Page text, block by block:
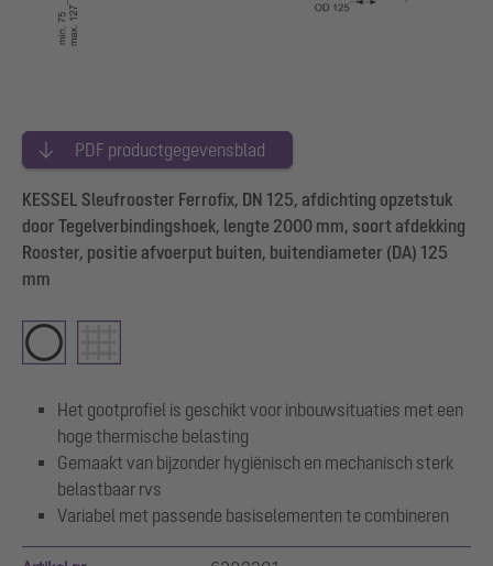
PDF productgegevensblad
KESSEL Sleufrooster Ferrofix, DN 125, afdichting opzetstuk
door Tegelverbindingshoek, lengte 2000 mm, soort afdekking
Rooster, positie afvoerput buiten, buitendiameter (DA) 125
mm
Het gootprofiel is geschikt voor inbouwsituaties met een
hoge thermische belasting
Gemaakt van bijzonder hygiënisch en mechanisch sterk
belastbaar rvs
Variabel met passende basiselementen te combineren